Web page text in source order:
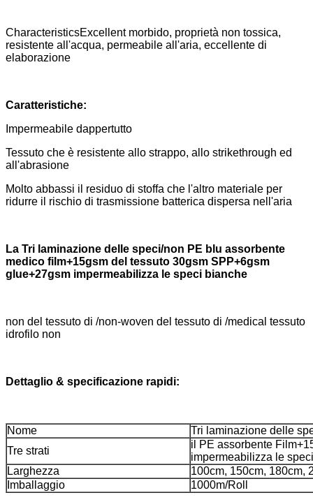
CharacteristicsExcellent morbido, proprietà non tossica,
resistente all'acqua, permeabile all'aria, eccellente di
elaborazione
Caratteristiche:
Impermeabile dappertutto
Tessuto che è resistente allo strappo, allo strikethrough ed
all'abrasione
Molto abbassi il residuo di stoffa che l'altro materiale per
ridurre il rischio di trasmissione batterica dispersa nell'aria
La Tri laminazione delle speci/non PE blu assorbente
medico film+15gsm del tessuto 30gsm SPP+6gsm
glue+27gsm impermeabilizza le speci bianche
non del tessuto di /non-woven del tessuto di /medical tessuto
idrofilo non
Dettaglio & specificazione rapidi:
Nome
Tri laminazione delle
Tre strati
il PE assorbente
impermeabilizza le speci
Larghezza
100cm, 150cm, 180cm,
Imballaggio
1000m/Roll